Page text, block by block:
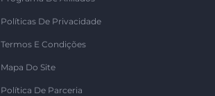
Políticas De Privacidade
Termos E Condições
Mapa Do Site
Política De Parceria